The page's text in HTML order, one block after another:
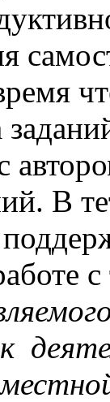
В
с